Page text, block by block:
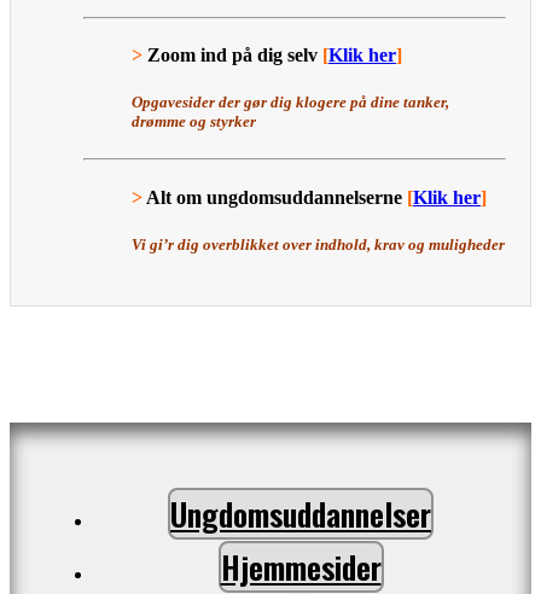
> Zoom ind på dig selv [Klik her]
Opgavesider der gør dig klogere på dine tanker,
drømme og styrker
> Alt om ungdomsuddannelserne [Klik her]
Vi gi’r dig overblikket over indhold, krav og muligheder
Ungdomsuddannelser
Hjemmesider